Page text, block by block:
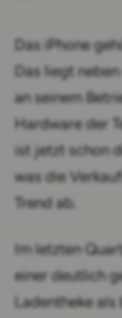
Das iPhone
Das liegt
an seinem
Hardware der
ist jetzt schon
was die
Trend ab.
Im letzten
einer deutlich
Ladentheke